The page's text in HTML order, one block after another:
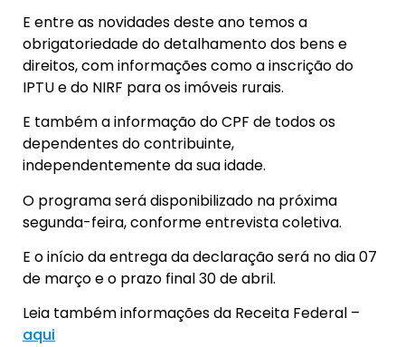
E entre as novidades deste ano temos a
obrigatoriedade do detalhamento dos bens e
direitos, com informações como a inscrição do
IPTU e do NIRF para os imóveis rurais.
E também a informação do CPF de todos os
dependentes do contribuinte,
independentemente da sua idade.
O programa será disponibilizado na próxima
segunda-feira, conforme entrevista coletiva.
E o início da entrega da declaração será no dia 07
de março e o prazo final 30 de abril.
Leia também informações da Receita Federal –
aqui